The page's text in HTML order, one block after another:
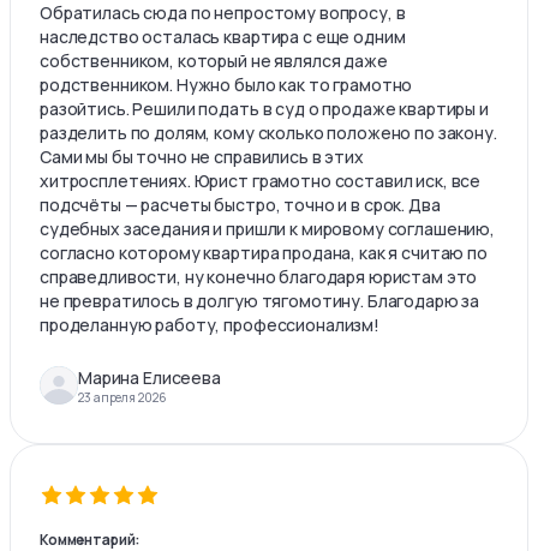
Обратилась сюда по непростому вопросу, в
наследство осталась квартира с еще одним
собственником, который не являлся даже
родственником. Нужно было как то грамотно
разойтись. Решили подать в суд о продаже квартиры и
разделить по долям, кому сколько положено по закону.
Сами мы бы точно не справились в этих
хитросплетениях. Юрист грамотно составил иск, все
подсчёты — расчеты быстро, точно и в срок. Два
судебных заседания и пришли к мировому соглашению,
согласно которому квартира продана, как я считаю по
справедливости, ну конечно благодаря юристам это
не превратилось в долгую тягомотину. Благодарю за
проделанную работу, профессионализм!
Марина Елисеева
23 апреля 2026
Комментарий: